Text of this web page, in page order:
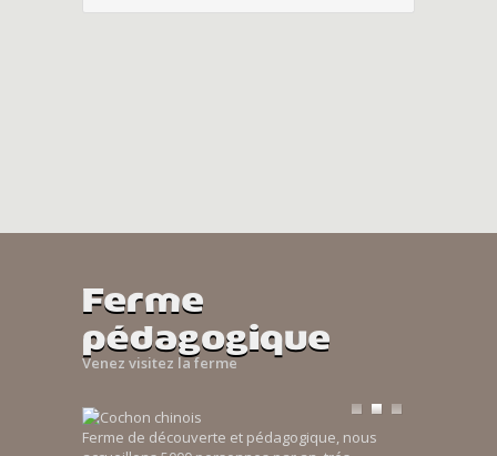
Ferme
pédagogique
Venez visitez la ferme
Ferme de découverte et pédagogique, nous